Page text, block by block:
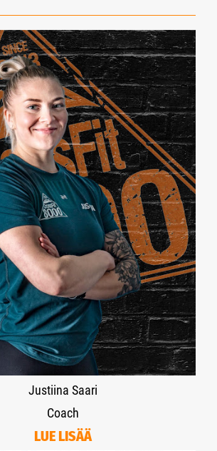
Justiina Saari
Coach
LUE LISÄÄ